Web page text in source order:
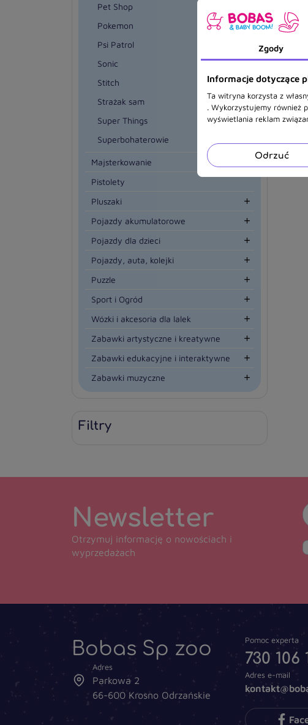
Pet Shop
Pokemon
Psi Patrol
Sonic
Stitch
Strażak sam
Super Things
Superbohaterowie
Majsterkowanie
Pistolety
Pluszaki

Pojazdy akumulatorowe 
Pojazdy dla dzieci 
Pojazdy, auta, kolejki 
Puzzle 
Sport i Ogród 
Wózki i akcesoria dla lalek 
Zabawki artystyczne i kreatywne 
Zabawki edukacyjne i interaktywne 
Zabawki muzyczne 
Filtry
Newsletter
Otrzymuj informację o nowościach i
wyprzedażach
Bobas Sp zoo
Adres
Parkowa 2
66-600 Krosno Odrzańskie
Pomoc experta
730 106
Adres e-mail
Zgody
Informacje dotyczące
Ta witryna korzysta z
. Wykorzystujemy również
wyświetlania reklam
Odrzuć